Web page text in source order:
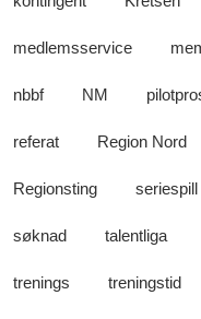
medlemsservice
nbbf NM
referat Region Nord
Regionsting seriespill
søknad talentliga
trenings treningstid